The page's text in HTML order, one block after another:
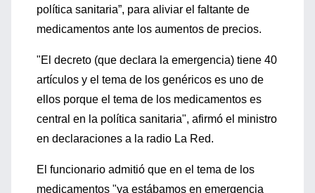
política sanitaria”, para aliviar el faltante de
medicamentos ante los aumentos de precios.
"El decreto (que declara la emergencia) tiene 40
artículos y el tema de los genéricos es uno de
ellos porque el tema de los medicamentos es
central en la política sanitaria", afirmó el ministro
en declaraciones a la radio La Red.
El funcionario admitió que en el tema de los
medicamentos "ya estábamos en emergencia